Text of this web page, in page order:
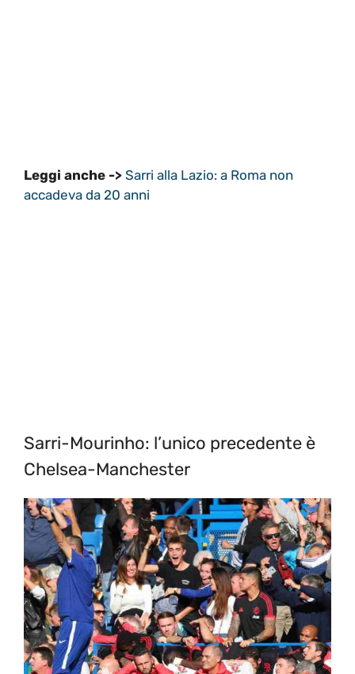
Leggi anche -> Sarri alla Lazio: a Roma non
accadeva da 20 anni
Sarri-Mourinho: l’unico precedente è
Chelsea-Manchester